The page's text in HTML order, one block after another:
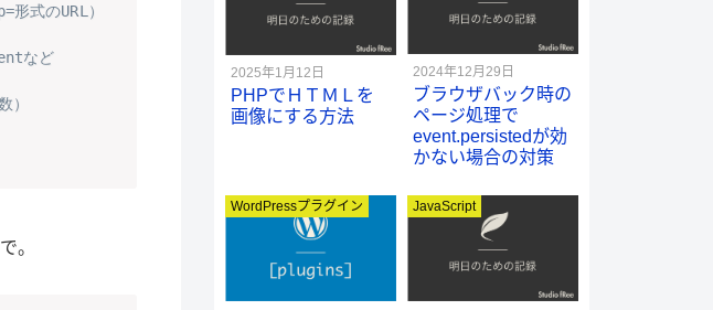
式のURL）
など
）
。
2025年1月12日
PHPでＨＴＭＬを
画像にする方法
2024年12月29日
ブラウザバック時の
ページ処理で
event.persistedが効
かない場合の対策
WordPressプラグイン JavaScript